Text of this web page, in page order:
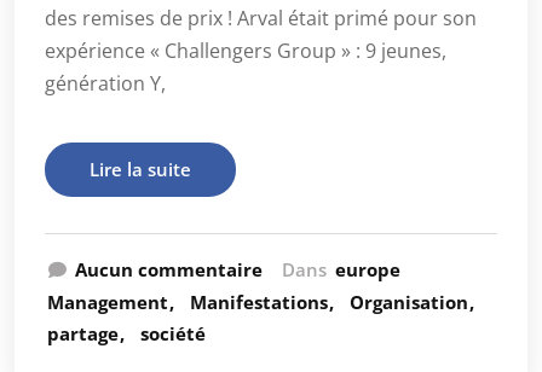
des remises de prix ! Arval était primé pour son
expérience « Challengers Group » : 9 jeunes,
génération Y,
Lire la suite
Aucun commentaire Dans europe
Management
Manifestations
Organisation
partage
société